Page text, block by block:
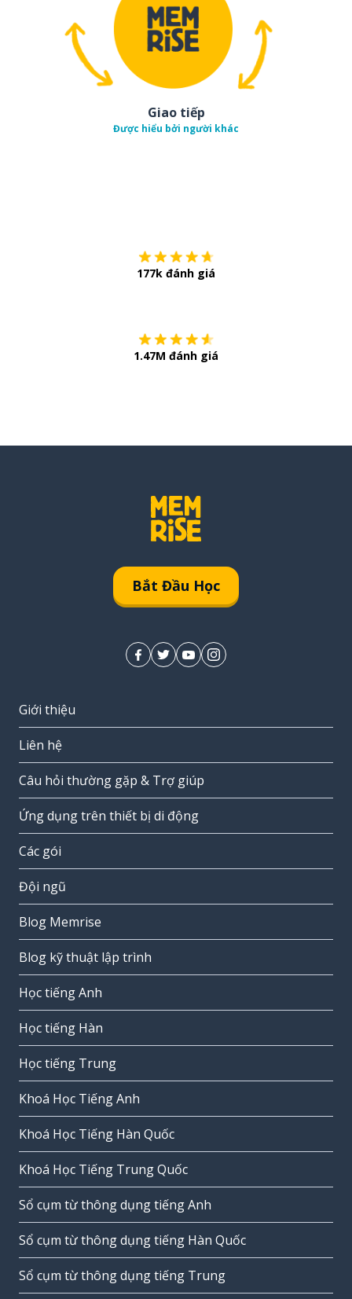
Giao tiếp
Được hiểu bởi người khác
177k đánh giá
1.47M đánh giá
Bắt Đầu Học
Giới thiệu
Liên hệ
Câu hỏi thường gặp & Trợ giúp
Ứng dụng trên thiết bị di động
Các gói
Đội ngũ
Blog Memrise
Blog kỹ thuật lập trình
Học tiếng Anh
Học tiếng Hàn
Học tiếng Trung
Khoá Học Tiếng Anh
Khoá Học Tiếng Hàn Quốc
Khoá Học Tiếng Trung Quốc
Sổ cụm từ thông dụng tiếng Anh
Sổ cụm từ thông dụng tiếng Hàn Quốc
Sổ cụm từ thông dụng tiếng Trung